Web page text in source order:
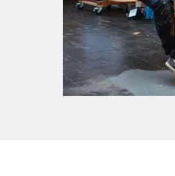
2016 “Raum 500” -
Jakob und Heike
2017 „HORST“ -
2014-2017